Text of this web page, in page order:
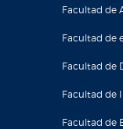
Facultad de
Facultad de
Facultad de
Facultad de
Facultad de